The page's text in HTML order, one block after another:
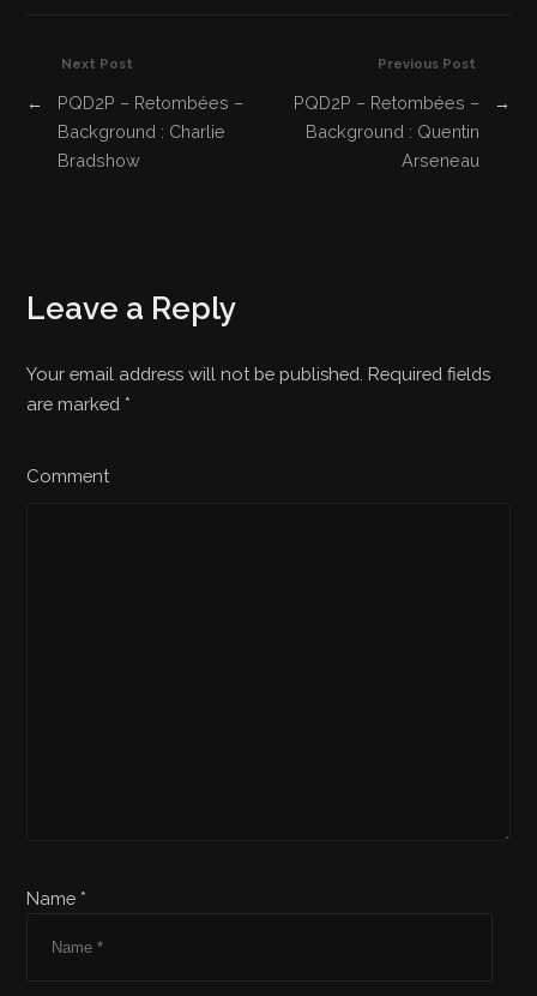
Previous Post
PQD2P – Retombées –
Background : Quentin
Arseneau
→
Next Post
←
PQD2P – Retombées –
Background : Charlie
Bradshow
Leave a Reply
Your email address will not be published. Required fields
are marked *
Comment
Name *